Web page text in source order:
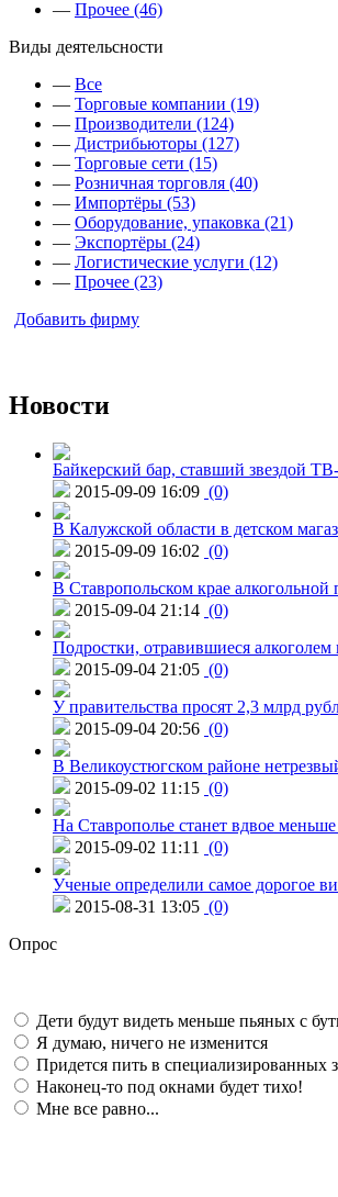
— Прочее (46)
Виды деятельсности
— Все
— Торговые компании (19)
— Производители (124)
— Дистрибьюторы (127)
— Торговые сети (15)
— Розничная торговля (40)
— Импортёры (53)
— Оборудование, упаковка (21)
— Экспортёры (24)
— Логистические услуги (12)
— Прочее (23)
Добавить фирму
Новости
Байкерский бар, ставший звездой
2015-09-09 16:09 (0)
В Калужской области в детском
2015-09-09 16:02 (0)
В Ставропольском крае
2015-09-04 21:14 (0)
Подростки, отравившиеся алкоголем
2015-09-04 21:05 (0)
У правительства просят 2,3 млрд
2015-09-04 20:56 (0)
В Великоустюгском районе
2015-09-02 11:15 (0)
На Ставрополье станет вдвое меньше
2015-09-02 11:11
(0)
Ученые определили самое дорогое
2015-08-31 13:05 (0)
Опрос
Дети будут видеть меньше пьяных с
Я думаю, ничего не изменится
Придется пить в специализированных
Наконец-то под окнами будет тихо!
Мне все равно...